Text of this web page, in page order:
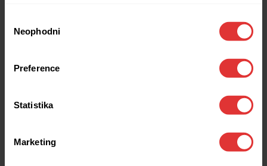
Selection
Neophodni
Preference
Statistika
Marketing
Application error: a client-side exception has occurred (see the